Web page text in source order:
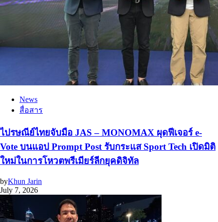
News
สื่อสาร
ไปรษณีย์ไทยจับมือ JAS – MONOMAX ผุดฟีเจอร์ e-
Vote บนแอป Prompt Post รับกระแส Sport Tech เปิดมิติ
ใหม่ในการโหวตพรีเมียร์ลีกยุคดิจิทัล
byKhun Jarin
July 7, 2026